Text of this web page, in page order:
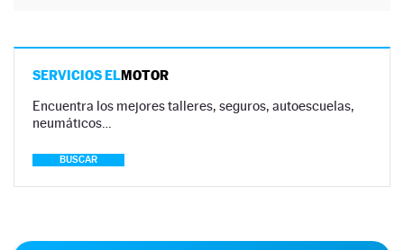
SERVICIOS ELMOTOR
Encuentra los mejores talleres, seguros, autoescuelas,
neumáticos…
BUSCAR